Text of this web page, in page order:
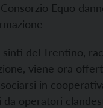
Equo
del Trentino,
viene ora
in
da operatori